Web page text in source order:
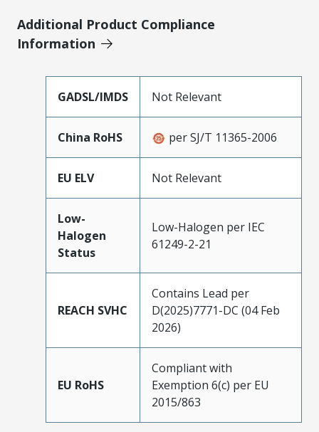
Additional Product Compliance
Information
GADSL/IMDS Not Relevant
China RoHS per SJ/T 11365-2006
EU ELV Not Relevant
Low-
Halogen
Status
Low-Halogen per IEC
61249-2-21
REACH SVHC
Contains Lead per
D(2025)7771-DC (04 Feb
2026)
EU RoHS
Compliant with
Exemption 6(c) per EU
2015/863